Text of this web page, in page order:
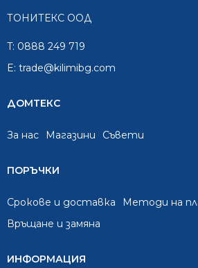
ТОНИТЕКС ООД
T: 0888 249 719
E: trade@kilimibg.com
ДОМТЕКС
За нас Mагазини Съвети
ПОРЪЧКИ
Срокове и доставка
Методи на
Връщане и замяна
ИНФОРМАЦИЯ